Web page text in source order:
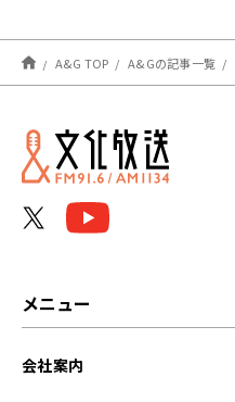
SHIN（MADKID）の宮崎
いっちゃが！！
A&G TOP A&Gの記事一覧
メニュー
会社案内